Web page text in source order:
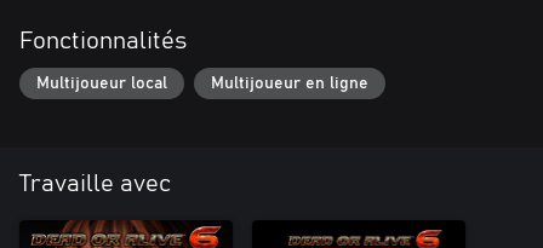
Fonctionnalités
Multijoueur local Multijoueur en ligne
Travaille avec